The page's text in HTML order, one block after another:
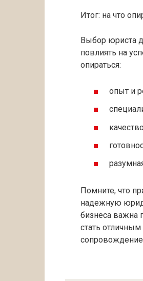
Итог: на что
Выбор юриста
повлиять на
опираться:
опыт и
Помните, что
надежную
бизнеса важна
стать